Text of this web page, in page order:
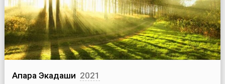
Апара Экадаши 2021